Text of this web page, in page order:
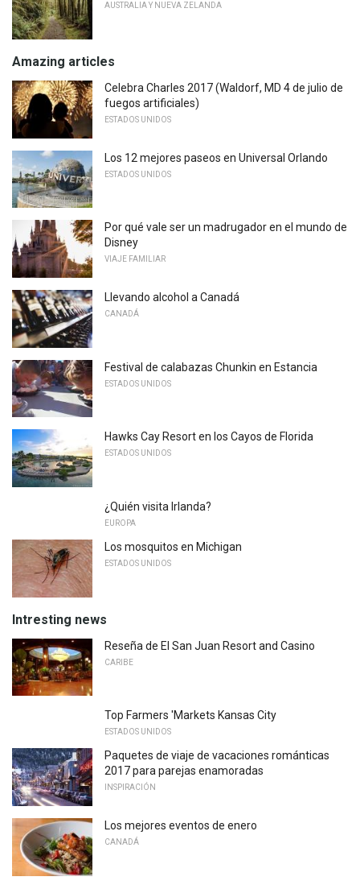
AUSTRALIA Y NUEVA ZELANDA
Amazing articles
Celebra Charles 2017 (Waldorf, MD 4 de julio de
fuegos artificiales)
ESTADOS UNIDOS
Los 12 mejores paseos en Universal Orlando
ESTADOS UNIDOS
Por qué vale ser un madrugador en el mundo de
Disney
VIAJE FAMILIAR
Llevando alcohol a Canadá
CANADÁ
Festival de calabazas Chunkin en Estancia
ESTADOS UNIDOS
Hawks Cay Resort en los Cayos de Florida
ESTADOS UNIDOS
¿Quién visita Irlanda?
EUROPA
Los mosquitos en Michigan
ESTADOS UNIDOS
Intresting news
Reseña de El San Juan Resort and Casino
CARIBE
Top Farmers 'Markets Kansas City
ESTADOS UNIDOS
Paquetes de viaje de vacaciones románticas
2017 para parejas enamoradas
INSPIRACIÓN
Los mejores eventos de enero
CANADÁ